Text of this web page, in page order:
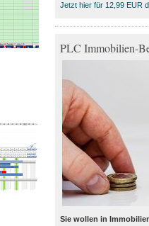
Jetzt hier für 12,99 EUR
PLC Immobilien-
Sie wollen in